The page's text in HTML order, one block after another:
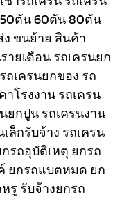
ตัน 60ตัน 80ตัน
ขนย้าย สินค้า
ายเดือน รถเครนยก
ถเครนยกของ รถ
าโรงงาน รถเครน
ยกปูน รถเครนงาน
ล็กรับจ้าง รถเครน
รถอุบัติเหตุ ยกรถ
ยกรถแบตหมด ยก
รู รับจ้างยกรถ